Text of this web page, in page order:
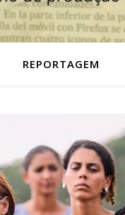
REPORTAGEM